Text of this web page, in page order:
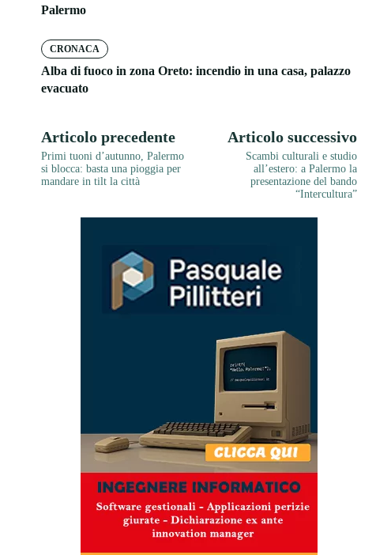
Palermo
CRONACA
Alba di fuoco in zona Oreto: incendio in una casa, palazzo
evacuato
Articolo precedente
Primi tuoni d’autunno, Palermo
si blocca: basta una pioggia per
mandare in tilt la città
Articolo successivo
Scambi culturali e studio
all’estero: a Palermo la
presentazione del bando
“Intercultura”